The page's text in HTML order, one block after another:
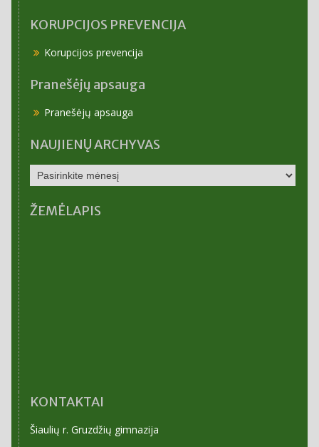
KORUPCIJOS PREVENCIJA
Korupcijos prevencija
Pranešėjų apsauga
Pranešėjų apsauga
NAUJIENŲ ARCHYVAS
NAUJIENŲ
ARCHYVAS
ŽEMĖLAPIS
KONTAKTAI
Šiaulių r. Gruzdžių gimnazija